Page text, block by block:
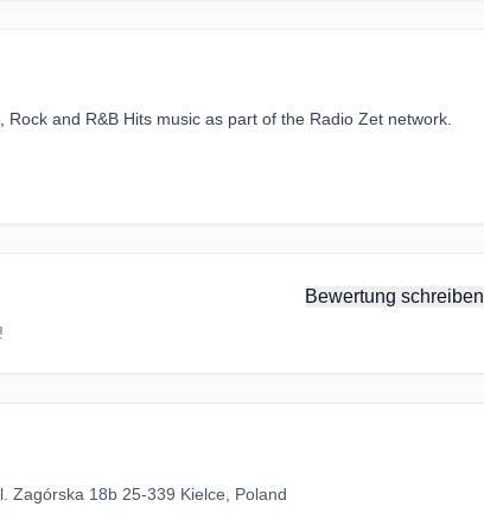
and R&B Hits music as part of the Radio Zet network.
Bewertung schreiben
Zagórska 18b 25-339 Kielce, Poland